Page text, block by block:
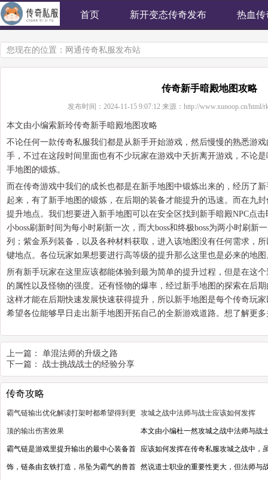
首页 新开变态传奇发布 热血传
您现在的位置： 网通传奇私服发布站
传奇新手暗殿地图攻略
发布时间： 2024-11-15 9:07:12 来源： http://www.xunoop.cn/html/
本文由小编索新玲传奇新手暗殿地图攻略
不论任何一款传奇私服我们都是从新手开始游戏，然后慢慢的熟悉游
手，不过在这段时间里面也有不少玩家在游戏中夭折离开游戏，不论
手地图的锻炼。
而在传奇游戏中我们的成长也都是在新手地图中锻炼出来的，经历了
起来，有了新手地图的锻炼，在后期的装备才能提升的迅速。而在九
提升地点。我们想要进入新手地图可以在安全区找到新手暗殿NPC点
小boss刷新时间为每小时刷新一次，而大boss和终极boss为两小时刷新
列；紫金系列装备，以及各种材料获取，进入该地图没有任何需求，
键地点。各位玩家如果想要进行高等级的提升那么这里也是必来的地图
所有新手玩家在这里应该都能体验到最为简单的提升过程，但是在这
的属性以及怪物的强度。还有怪物的爆率，经过新手地图的探索在后
这样才能在后期快速发展快速获得提升，所以新手地图是每个传奇玩
希望各位能够早日走出新手地图开拓自己的全新游戏道路。想了解更
上一篇： 单混法师的升级之路
下一篇： 战士挑战战士的经验分享
传奇攻略
霸气链输出优化解读打架时都希望得到更
顶的输出伤害效果
霸气链是游戏里提升输出的最中心装备首
饰，链条由玄铁打造，吊坠为霸气的兽首
攻城之战中法师与战士应该如何发挥
本文由小编杜一然攻城之战中法师与战
应该如何发挥在传奇私服攻城之战中，
然说道士职业的重要性更大，但法师与